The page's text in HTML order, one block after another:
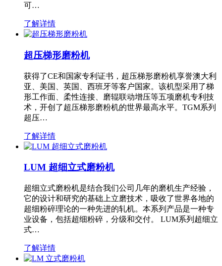
可…
了解详情
超压梯形磨粉机
获得了CE和国家专利证书，超压梯形磨粉机享誉澳大利
亚、美国、英国、西班牙等客户国家。该机型采用了梯
形工作面、柔性连接、磨辊联动增压等五项磨机专利技
术，开创了超压梯形磨粉机的世界最高水平。TGM系列
超压…
了解详情
LUM 超细立式磨粉机
超细立式磨粉机是结合我们公司几年的磨机生产经验，
它的设计和研究的基础上立磨技术，吸收了世界各地的
超细粉碎理论的一种先进的轧机。本系列产品是一种专
业设备，包括超细粉碎，分级和交付。 LUM系列超细立
式…
了解详情